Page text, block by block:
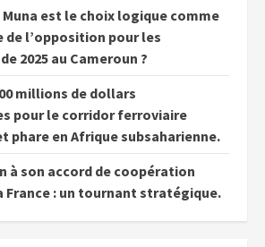
est le choix logique comme
de l’opposition pour les
2025 au Cameroun ?
millions de dollars
pour le corridor ferroviaire
phare en Afrique subsaharienne.
à son accord de coopération
France : un tournant stratégique.